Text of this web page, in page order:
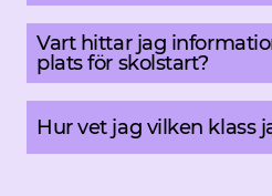
Vart hittar jag
plats för skolstart?
Hur vet jag vilken klass